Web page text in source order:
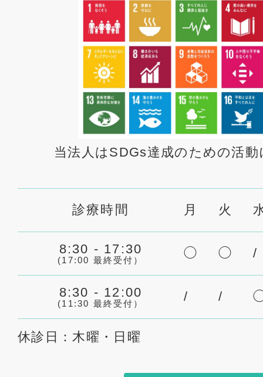
当法人はSDGs達成のための活
診療時間 月 火
8:30 - 17:30
(17:00 最終受付） ◯ ◯ /
8:30 - 12:00
(11:30 最終受付） / /
休診日：木曜・日曜